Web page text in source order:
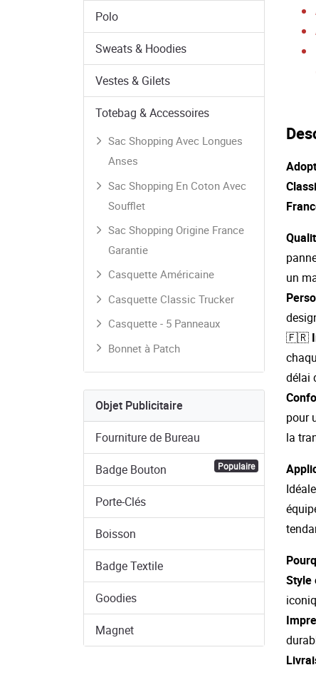
Polo
Sweats & Hoodies
Vestes & Gilets
Totebag & Accessoires
Sac Shopping Avec Longues
Anses
Sac Shopping En Coton Avec
Soufflet
Sac Shopping Origine France
Garantie
Casquette Américaine
Casquette Classic Trucker
Casquette - 5 Panneaux
Bonnet à Patch
Objet Publicitaire
Fourniture de Bureau
Badge Bouton Populaire
Porte-Clés
Boisson
Badge Textile
Goodies
Magnet
un
🇫🇷
délai
pour
la
Style